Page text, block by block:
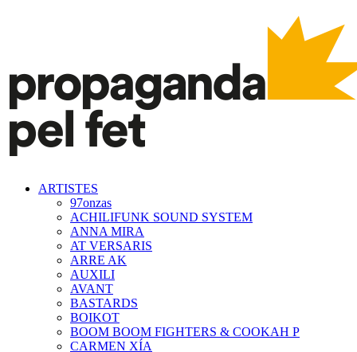
ARTISTES
97onzas
ACHILIFUNK SOUND SYSTEM
ANNA MIRA
AT VERSARIS
ARRE AK
AUXILI
AVANT
BASTARDS
BOIKOT
BOOM BOOM FIGHTERS & COOKAH P
CARMEN XÍA